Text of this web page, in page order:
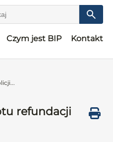
Czym jest BIP Kontakt
refundacji